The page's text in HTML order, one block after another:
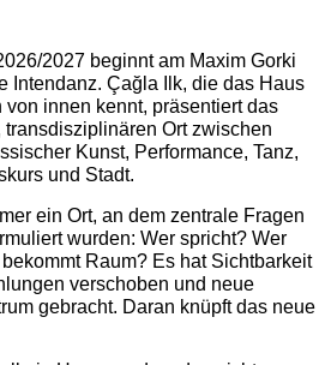
2027 beginnt am Maxim Gorki
Intendanz. Çağla Ilk, die das Haus
innen kennt, präsentiert das
transdisziplinären Ort zwischen
Kunst, Performance, Tanz,
und Stadt.
ein Ort, an dem zentrale Fragen
wurden: Wer spricht? Wer
Raum? Es hat Sichtbarkeit
verschoben und neue
gebracht. Daran knüpft das neue